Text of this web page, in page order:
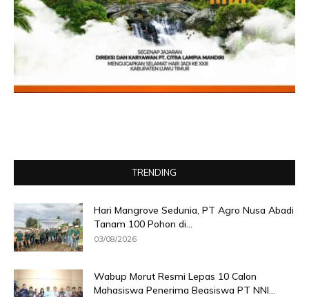
TRENDING
Hari Mangrove Sedunia, PT Agro Nusa Abadi
Tanam 100 Pohon di...
03/08/2026
Wabup Morut Resmi Lepas 10 Calon
Mahasiswa Penerima Beasiswa PT NNI...